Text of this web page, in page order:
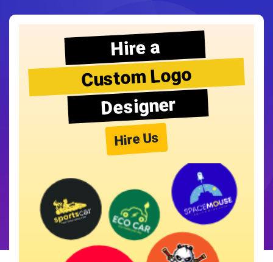
Hire a
Custom Logo
Designer
Hire Us